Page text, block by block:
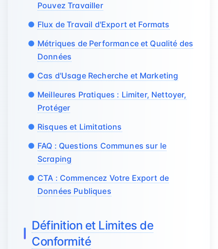
Pouvez Travailler
Flux de Travail d'Export et Formats
Métriques de Performance et Qualité des
Données
Cas d'Usage Recherche et Marketing
Meilleures Pratiques : Limiter, Nettoyer,
Protéger
Risques et Limitations
FAQ : Questions Communes sur le
Scraping
CTA : Commencez Votre Export de
Données Publiques
Définition et Limites de
Conformité